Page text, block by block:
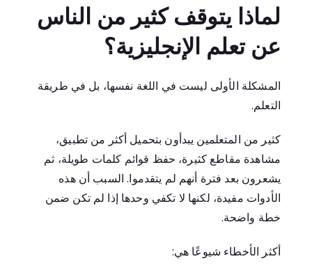
لماذا يتوقف كثير من الناس
عن تعلم الإنجليزية؟
المشكلة الأولى ليست في اللغة نفسها، بل في طريقة
التعلم.
كثير من المتعلمين يبدأون بتحميل أكثر من تطبيق،
مشاهدة مقاطع كثيرة، حفظ قوائم كلمات طويلة، ثم
يشعرون بعد فترة أنهم لم يتقدموا. السبب أن هذه
الأدوات مفيدة، لكنها لا تكفي وحدها إذا لم تكن ضمن
خطة واضحة.
أكثر الأخطاء شيوعًا هي: